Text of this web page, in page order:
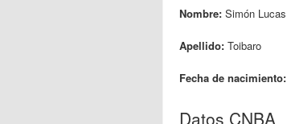
Nombre: Simón Lucas
Apellido: Toibaro
Fecha de nacimiento:
Datos CNBA